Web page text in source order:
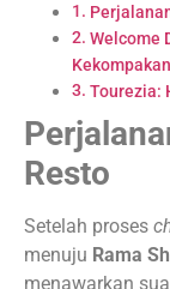
Welcome
Kekompakan
Tourezia:
Resto
Setelah proses
menuju Rama
menawarkan